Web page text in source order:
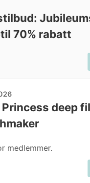
70% rabatt
deep
medlemmer.